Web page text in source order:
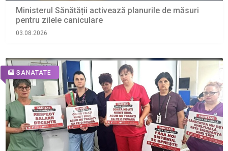
Ministerul Sănătății activează planurile de măsuri
pentru zilele caniculare
03.08.2026
SANATATE